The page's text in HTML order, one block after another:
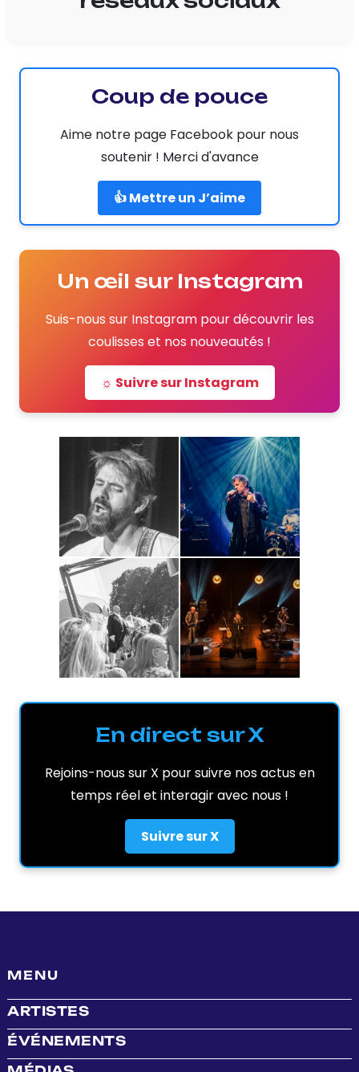
Coup de pouce
Aime notre page Facebook pour nous
soutenir ! Merci d'avance
👍 Mettre un J’aime
Un œil sur Instagram
Suis-nous sur Instagram pour découvrir les
coulisses et nos nouveautés !
☼ Suivre sur Instagram
En direct sur X
Rejoins-nous sur X pour suivre nos actus en
temps réel et interagir avec nous !
Suivre sur X
MENU
ARTISTES
ÉVÉNEMENTS